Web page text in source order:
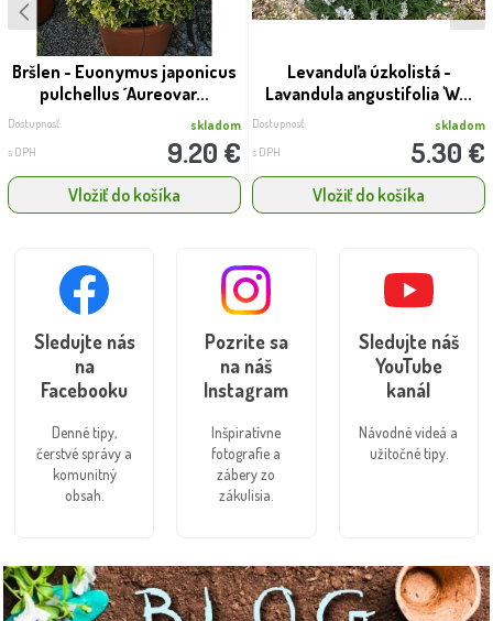
Bršlen - Euonymus japonicus
pulchellus ´Aureovar...
Dostupnosť: skladom
s DPH 9.20 €
Vložiť do košíka
Levanduľa úzkolistá -
Lavandula angustifolia 'W...
Dostupnosť: skladom
s DPH 5.30 €
Vložiť do košíka
Sledujte nás
na
Facebooku
Denné tipy,
čerstvé správy a
komunitný
obsah.
Pozrite sa
na náš
Instagram
Inšpiratívne
fotografie a
zábery zo
zákulisia.
Sledujte náš
YouTube
kanál
Návodné videá a
užitočné tipy.